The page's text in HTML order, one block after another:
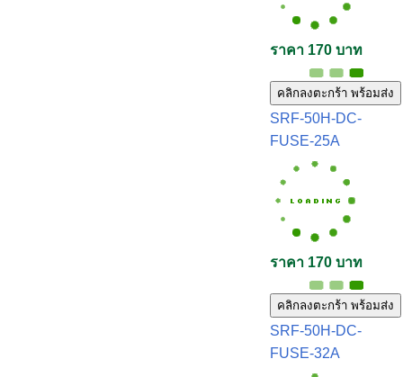
ราคา 170 บาท
คลิกลงตะกร้า พร้อมส่ง
SRF-50H-DC-
FUSE-25A
ราคา 170 บาท
คลิกลงตะกร้า พร้อมส่ง
SRF-50H-DC-
FUSE-32A